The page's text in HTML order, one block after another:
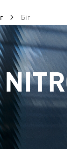
Біг